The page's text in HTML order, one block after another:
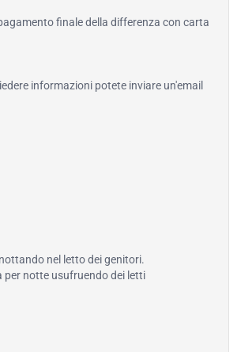
finale della differenza con carta
informazioni potete inviare un'email
nel letto dei genitori.
per notte usufruendo dei letti